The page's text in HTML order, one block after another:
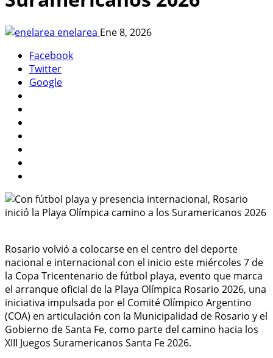
enelarea Ene 8, 2026
Facebook
Twitter
Google
Rosario volvió a colocarse en el centro del deporte
nacional e internacional con el inicio este miércoles 7 de
la Copa Tricentenario de fútbol playa, evento que marca
el arranque oficial de la Playa Olímpica Rosario 2026, una
iniciativa impulsada por el Comité Olímpico Argentino
(COA) en articulación con la Municipalidad de Rosario y el
Gobierno de Santa Fe, como parte del camino hacia los
XIII Juegos Suramericanos Santa Fe 2026.